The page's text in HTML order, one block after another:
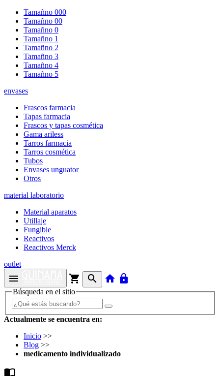
Tamañno 000
Tamañno 00
Tamañno 0
Tamañno 1
Tamañno 2
Tamañno 3
Tamañno 4
Tamañno 5
envases
Frascos farmacia
Tapas farmacia
Frascos y tapas cosmética
Gama ariless
Tarros farmacia
Tarros cosmética
Tubos
Envases unguator
Otros
material laboratorio
Material aparatos
Utillaje
Fungible
Reactivos
Reactivos Merck
outlet
menu shopping_cart search home lock
Búsqueda en el sitio
Actualmente se encuentra en:
Inicio >>
Blog >>
medicamento individualizado
import_contacts